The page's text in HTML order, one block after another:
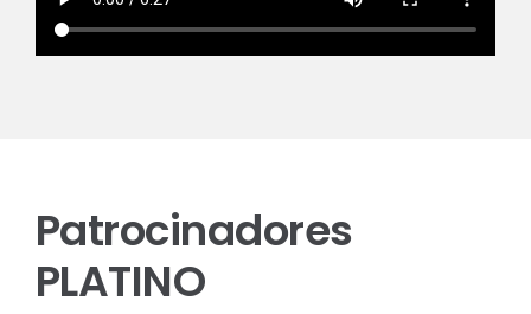
Patrocinadores
PLATINO